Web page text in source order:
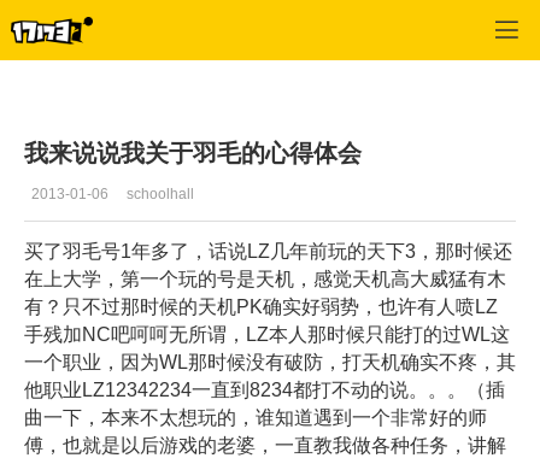
我来说说我关于羽毛的心得体会
2013-01-06 schoolhall
买了羽毛号1年多了，话说LZ几年前玩的天下3，那时候还
在上大学，第一个玩的号是天机，感觉天机高大威猛有木
有？只不过那时候的天机PK确实好弱势，也许有人喷LZ
手残加NC吧呵呵无所谓，LZ本人那时候只能打的过WL这
一个职业，因为WL那时候没有破防，打天机确实不疼，其
他职业LZ12342234一直到8234都打不动的说。。。（插
曲一下，本来不太想玩的，谁知道遇到一个非常好的师
傅，也就是以后游戏的老婆，一直教我做各种任务，讲解